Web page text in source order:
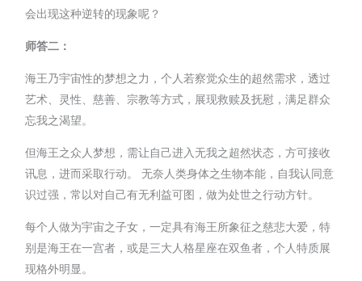
会出现这种逆转的现象呢？
师答二：
海王乃宇宙性的梦想之力，个人若察觉众生的超然需求，透过
艺术、灵性、慈善、宗教等方式，展现救赎及抚慰，满足群众
忘我之渴望。
但海王之众人梦想，需让自己进入无我之超然状态，方可接收
讯息，进而采取行动。 无奈人类身体之生物本能，自我认同意
识过强，常以对自己有无利益可图，做为处世之行动方针。
每个人做为宇宙之子女，一定具有海王所象征之慈悲大爱，特
别是海王在一宫者，或是三大人格星座在双鱼者，个人特质展
现格外明显。